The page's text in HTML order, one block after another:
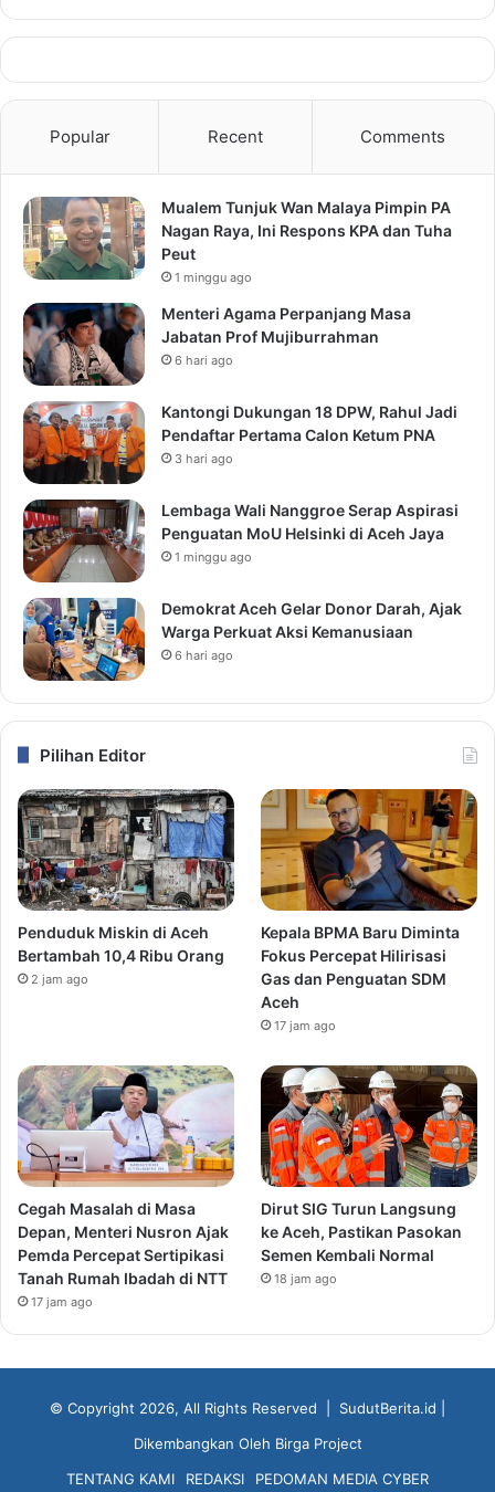
Popular Recent Comments
Mualem Tunjuk Wan Malaya Pimpin PA
Nagan Raya, Ini Respons KPA dan Tuha
Peut
1 minggu ago
Menteri Agama Perpanjang Masa
Jabatan Prof Mujiburrahman
6 hari ago
Kantongi Dukungan 18 DPW, Rahul Jadi
Pendaftar Pertama Calon Ketum PNA
3 hari ago
Lembaga Wali Nanggroe Serap Aspirasi
Penguatan MoU Helsinki di Aceh Jaya
1 minggu ago
Demokrat Aceh Gelar Donor Darah, Ajak
Warga Perkuat Aksi Kemanusiaan
6 hari ago
Pilihan Editor
Penduduk Miskin di Aceh
Bertambah 10,4 Ribu Orang
2 jam ago
Kepala BPMA Baru Diminta
Fokus Percepat Hilirisasi
Gas dan Penguatan SDM
Aceh
17 jam ago
Cegah Masalah di Masa
Depan, Menteri Nusron Ajak
Pemda Percepat Sertipikasi
Tanah Rumah Ibadah di NTT
17 jam ago
Dirut SIG Turun Langsung
ke Aceh, Pastikan Pasokan
Semen Kembali Normal
18 jam ago
© Copyright 2026, All Rights Reserved | SudutBerita.id
Dikembangkan Oleh Birga Project
TENTANG KAMI
REDAKSI PEDOMAN MEDIA CYBER